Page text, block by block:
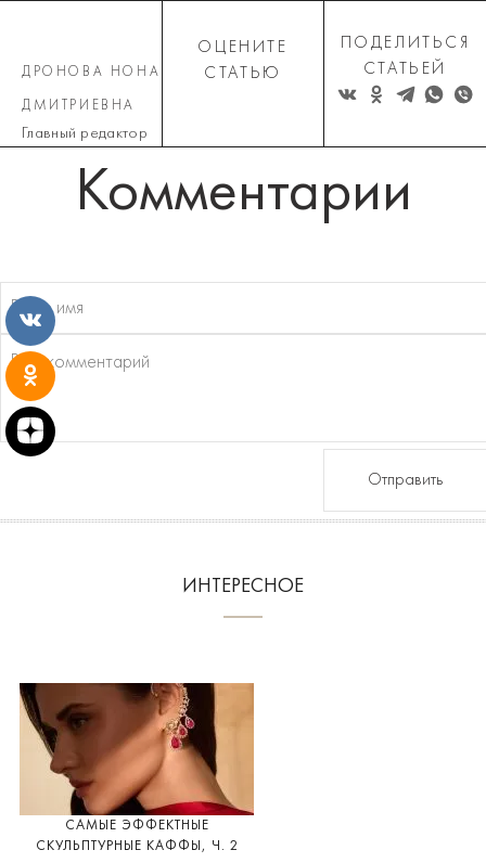
ДРОНОВА НОНА
ДМИТРИЕВНА
Главный редактор
ОЦЕНИТЕ
СТАТЬЮ
ПОДЕЛИТЬСЯ
СТАТЬЕЙ
Комментарии
Отправить
ИНТЕРЕСНОЕ
САМЫЕ ЭФФЕКТНЫЕ
СКУЛЬПТУРНЫЕ КАФФЫ, Ч. 2